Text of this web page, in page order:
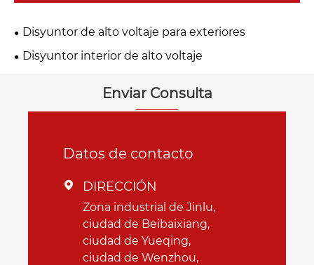
Disyuntor de alto voltaje para exteriores
Disyuntor interior de alto voltaje
Enviar Consulta
Datos de contacto
 DIRECCIÓN
Zona industrial de Jinlu,
ciudad de Beibaixiang,
ciudad de Yueqing,
ciudad de Wenzhou,